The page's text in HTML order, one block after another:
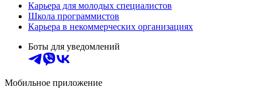
Карьера для молодых специалистов
Школа программистов
Карьера в некоммерческих организациях
Боты для уведомлений
Мобильное приложение